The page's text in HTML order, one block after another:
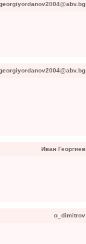
Иван Георгиев
o_dimitrov